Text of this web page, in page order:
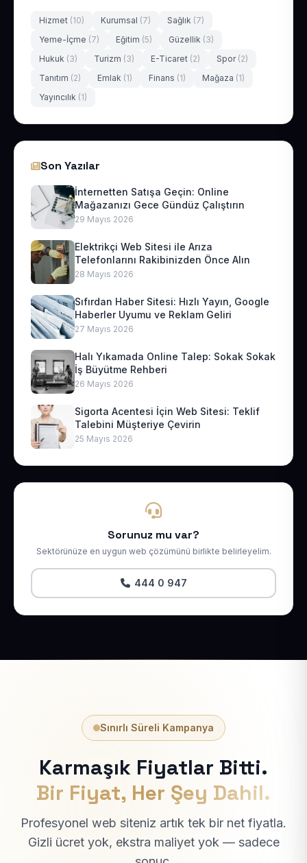
Hizmet (10) Kurumsal (7) Sağlık (7)
Yeme-İçme (7) Eğitim (5) Güzellik (3)
Hukuk (3) Turizm (3) E-Ticaret (2) Spor (2)
Tanıtım (2) Emlak (1) Finans (1) Mağaza (1)
Yayıncılık (1)
Son Yazılar
İnternetten Satışa Geçin: Online
Mağazanızı Gece Gündüz Çalıştırın
29 Mayıs 2026
Elektrikçi Web Sitesi ile Arıza
Telefonlarını Rakibinizden Önce Alın
28 Mayıs 2026
Sıfırdan Haber Sitesi: Hızlı Yayın, Google
Haberler Uyumu ve Reklam Geliri
27 Mayıs 2026
Halı Yıkamada Online Talep: Sokak Sokak
İş Büyütme Rehberi
26 Mayıs 2026
Sigorta Acentesi İçin Web Sitesi: Teklif
Talebini Müşteriye Çevirin
25 Mayıs 2026
Sorunuz mu var?
Sektörünüze en uygun web çözümünü birlikte belirleyelim.
444 0 947
Sınırlı Süreli Kampanya
Karmaşık Fiyatlar Bitti.
Bir Fiyat, Her Şey Dahil.
Profesyonel web siteniz artık tek bir net fiyatla.
Gizli ücret yok, ekstra maliyet yok — sadece